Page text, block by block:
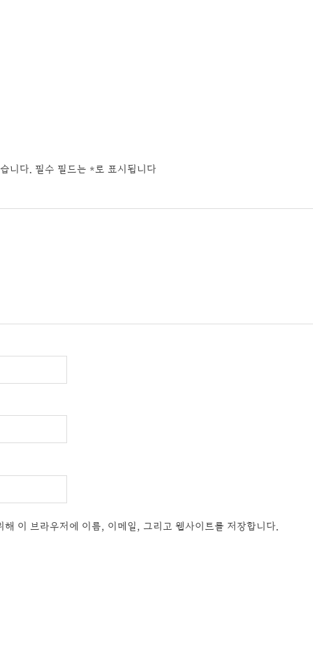
니다. 필수 필드는 *로 표시됩니다
해 이 브라우저에 이름, 이메일, 그리고 웹사이트를 저장합니다.